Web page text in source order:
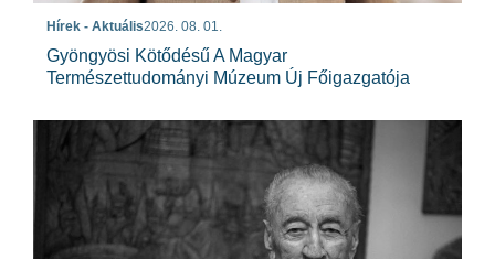
Hírek - Aktuális2026. 08. 01.
Gyöngyösi Kötődésű A Magyar
Természettudományi Múzeum Új Főigazgatója